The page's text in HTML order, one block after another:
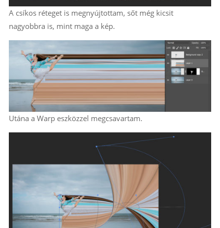
A csíkos réteget is megnyújtottam, sőt még kicsit
nagyobbra is, mint maga a kép.
Utána a Warp eszközzel megcsavartam.